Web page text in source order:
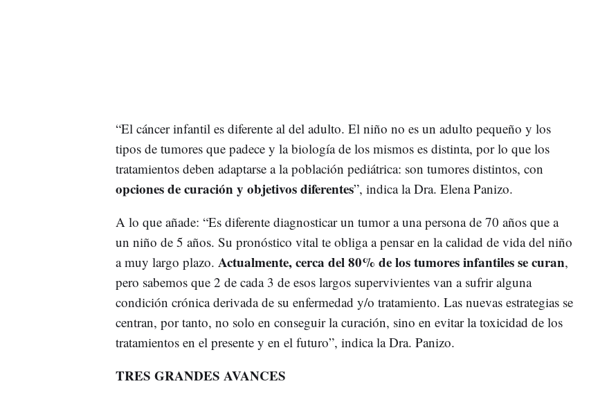
“El cáncer infantil es diferente al del adulto. El niño no es un adulto pequeño y los
tipos de tumores que padece y la biología de los mismos es distinta, por lo que los
tratamientos deben adaptarse a la población pediátrica: son tumores distintos, con
opciones de curación y objetivos diferentes”, indica la Dra. Elena Panizo.
A lo que añade: “Es diferente diagnosticar un tumor a una persona de 70 años que a
un niño de 5 años. Su pronóstico vital te obliga a pensar en la calidad de vida del niño
a muy largo plazo. Actualmente, cerca del 80% de los tumores infantiles se curan,
pero sabemos que 2 de cada 3 de esos largos supervivientes van a sufrir alguna
condición crónica derivada de su enfermedad y/o tratamiento. Las nuevas estrategias se
centran, por tanto, no solo en conseguir la curación, sino en evitar la toxicidad de los
tratamientos en el presente y en el futuro”, indica la Dra. Panizo.
TRES GRANDES AVANCES